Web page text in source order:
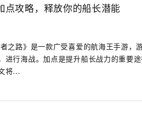
点攻略，释放你的船长潜能
之路》是一款广受喜爱的航海王手游，
进行海战。加点是提升船长战力的重要
将...